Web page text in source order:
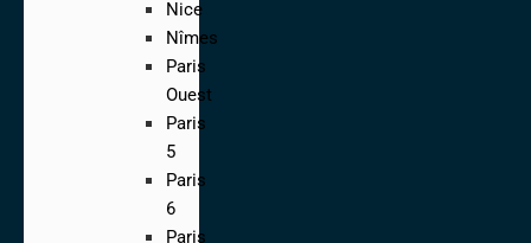
Nice
Nîmes
Paris
Ouest
Paris
5
Paris
6
Paris